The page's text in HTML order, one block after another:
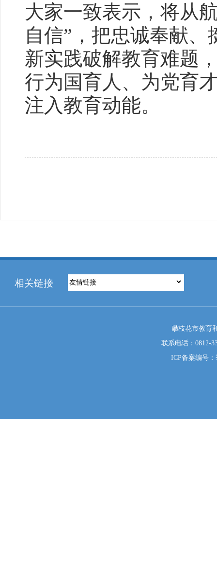
大家一致表示，将从
自信”，把忠诚奉献
新实践破解教育难题
行为国育人、为党育
注入教育动能。​
相关链接
攀枝花市教育
联系电话：0812-
ICP备案编号：